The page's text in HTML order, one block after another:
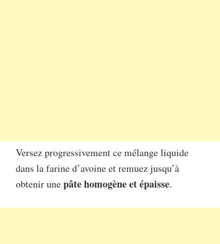
Versez progressivement ce mélange liquide
dans la farine d’avoine et remuez jusqu’à
obtenir unepâte homogène et épaisse.